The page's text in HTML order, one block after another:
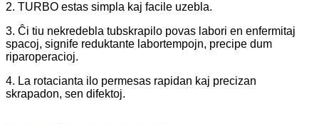
2. TURBO estas simpla kaj facile uzebla.
3. Ĉi tiu nekredebla tubskrapilo povas labori en enfermitaj
spacoj, signife reduktante labortempojn, precipe dum
riparoperacioj.
4. La rotacianta ilo permesas rapidan kaj precizan
skrapadon, sen difektoj.